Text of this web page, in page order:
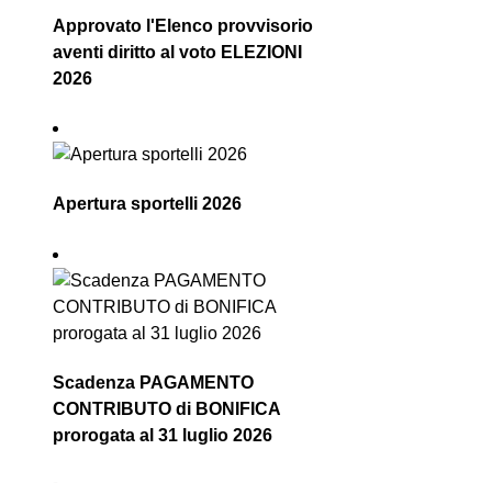
Approvato l'Elenco provvisorio
aventi diritto al voto ELEZIONI
2026
Apertura sportelli 2026
Scadenza PAGAMENTO
CONTRIBUTO di BONIFICA
prorogata al 31 luglio 2026